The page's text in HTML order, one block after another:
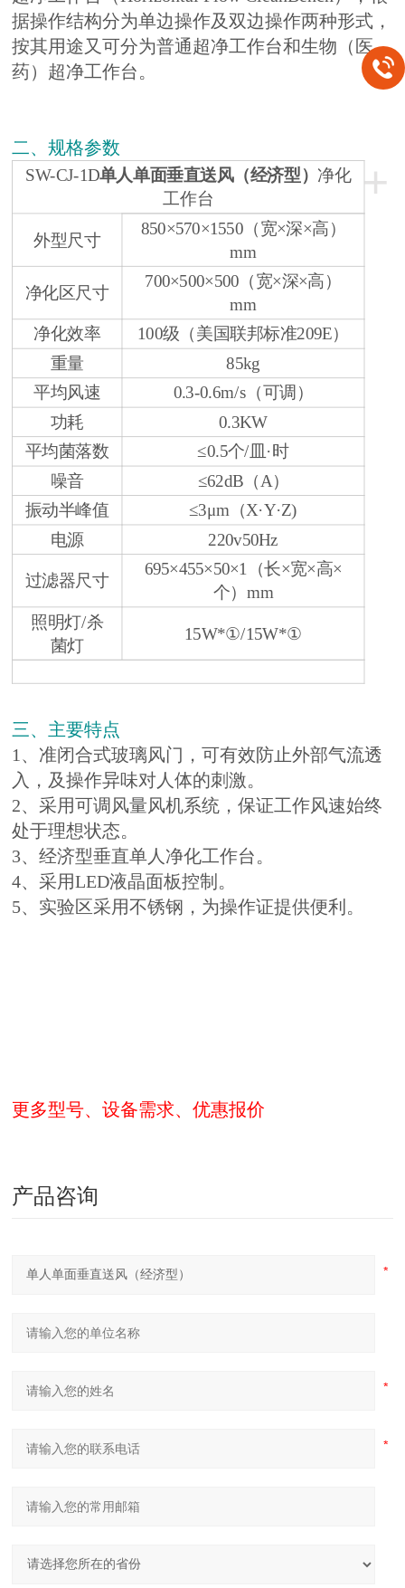
据操作结构分为单边操作及双边操作两种形式，
按其用途又可分为普通超净工作台和生物（医
药）超净工作台。
二、规格参数
+
SW-CJ-1D单人单面垂直送风（经济型） 净化
工作台
外型尺寸
850×570×1550（宽×深×高）
mm
净化区尺寸
700×500×500（宽×深×高）
mm
净化效率
100级（美国联邦标准209E）
重量
85kg
平均风速
0.3-0.6m/s（可调）
功耗
0.3KW
平均菌落数
≤0.5个/皿·时
噪音
≤62dB（A）
振动半峰值
≤3μm（X·Y·Z)
电源
220v50Hz
过滤器尺寸
695×455×50×1（长×宽×高×
个）mm
照明灯/杀
菌灯
15W*①/15W*①
三、主要特点
1、准闭合式玻璃风门，可有效防止外部气流透
入，及操作异味对人体的刺激。
2、采用可调风量风机系统，保证工作风速始终
处于理想状态。
3、经济型垂直单人净化工作台。
4、采用LED液晶面板控制。
5、实验区采用不锈钢，为操作证提供便利。
更多型号、设备需求、优惠报价
产品咨询